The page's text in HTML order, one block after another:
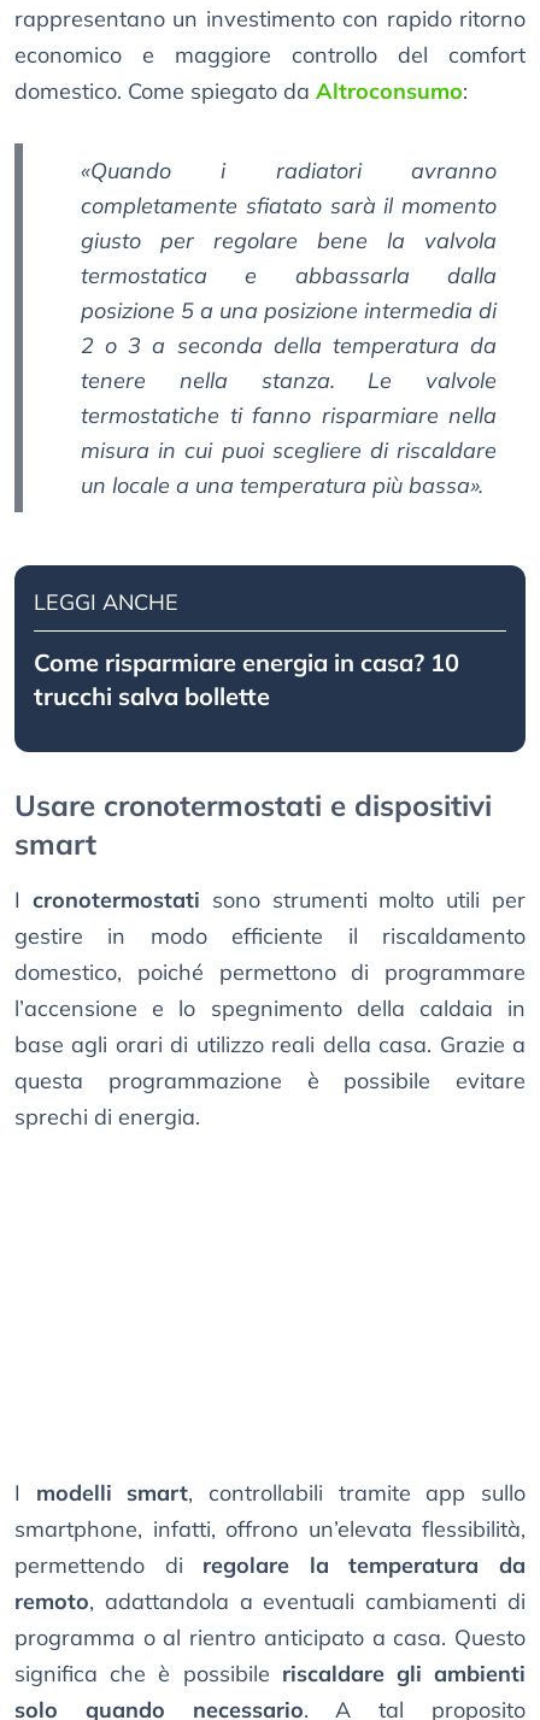
rappresentano un investimento con rapido ritorno
economico e maggiore controllo del comfort
domestico. Come spiegato da Altroconsumo:
«Quando i radiatori avranno
completamente sfiatato sarà il momento
giusto per regolare bene la valvola
termostatica e abbassarla dalla
posizione 5 a una posizione intermedia di
2 o 3 a seconda della temperatura da
tenere nella stanza. Le valvole
termostatiche ti fanno risparmiare nella
misura in cui puoi scegliere di riscaldare
un locale a una temperatura più bassa».
LEGGI ANCHE
Come risparmiare energia in casa? 10
trucchi salva bollette
Usare cronotermostati e dispositivi
smart
I cronotermostati sono strumenti molto utili per
gestire in modo efficiente il riscaldamento
domestico, poiché permettono di programmare
l’accensione e lo spegnimento della caldaia in
base agli orari di utilizzo reali della casa. Grazie a
questa programmazione è possibile evitare
sprechi di energia.
I modelli smart, controllabili tramite app sullo
smartphone, infatti, offrono un’elevata flessibilità,
permettendo di regolare la temperatura da
remoto, adattandola a eventuali cambiamenti di
programma o al rientro anticipato a casa. Questo
significa che è possibile riscaldare gli ambienti
solo quando necessario. A tal proposito